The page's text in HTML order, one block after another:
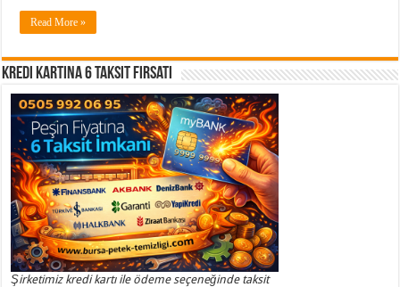
Read More »
Kredi Kartına 6 Taksit Fırsatı
Şirketimiz kredi kartı ile ödeme seçeneğinde taksit